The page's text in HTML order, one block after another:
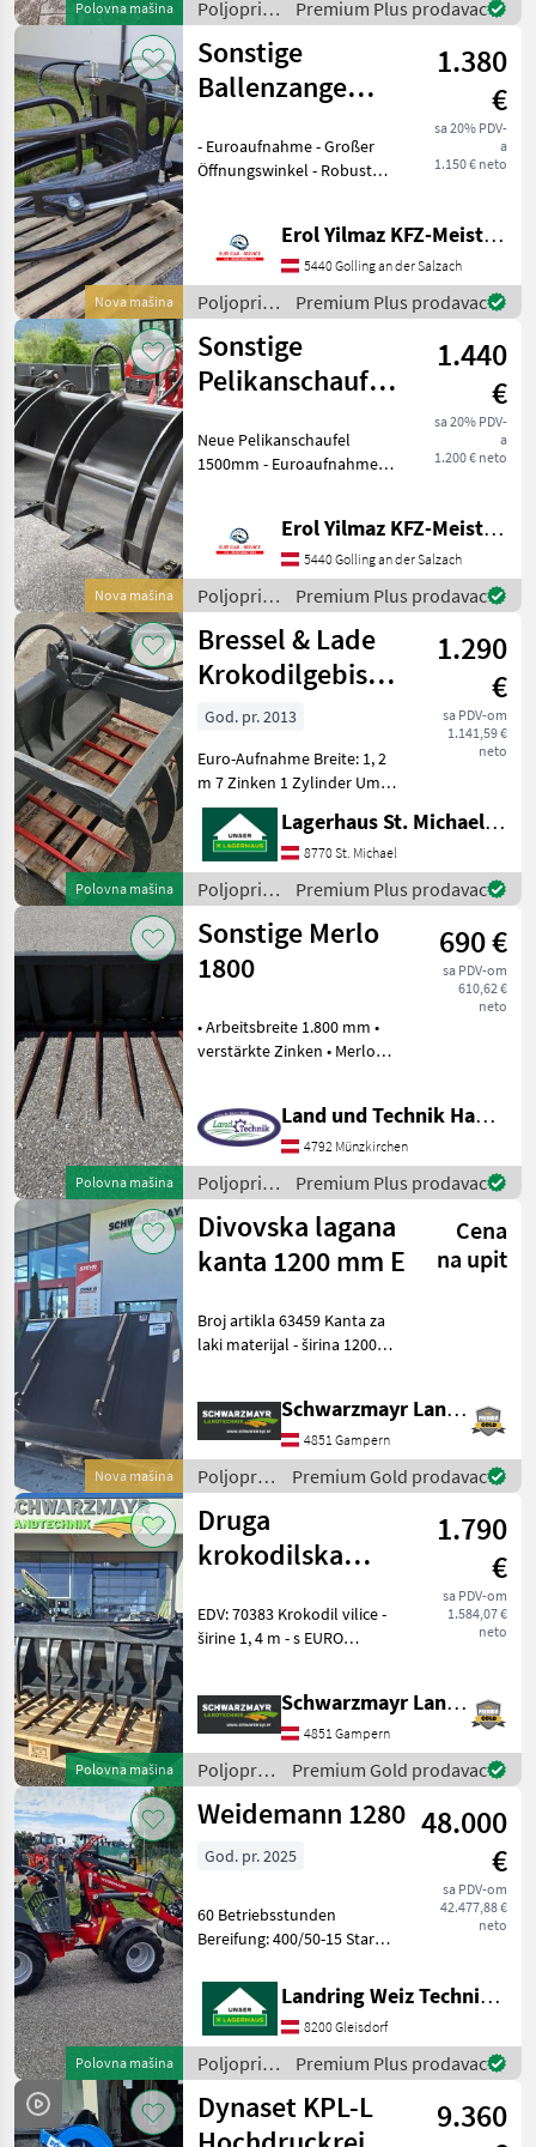
Polovna mašina
70 cm Erhältlich 110 Kg
Poljoprivredni
motorni
strojevi /
Dominator
Premium Plus prodavac
Nova mašina
Sonstige
Ballenzange
NEU für
Hoflader
1.380
€
sa 20% PDV-
a
1.150 € neto
- Euroaufnahme - Großer
Öffnungswinkel - Robust
Poljoprivredni motorni
strojevi Nošeni dvorišni
utovarivač
Erol Yilmaz KFZ-Meisterbetrieb
5440 Golling an der Salzach
Poljoprivredni
motorni
strojevi /
Sonstige
Premium Plus prodavac
Nova mašina
Sonstige
Pelikanschaufel
1500mm für
1.440
€
sa 20% PDV-
a
1.200 € neto
Neue Pelikanschaufel
1500mm - Euroaufnahme -
Breite 1, 5m - Sofort
verfügbar Lopata
Poljoprivredni motorni
stroj
Erol Yilmaz KFZ-Meisterbetrieb
5440 Golling an der Salzach
Poljoprivredni
motorni
strojevi /
Sonstige
Premium Plus prodavac
Polovna mašina
Bressel & Lade
Krokodilgebiss
120 cm
1.290
€
sa PDV-om
1.141,59 €
neto
God. pr. 2013
Euro-Aufnahme Breite: 1, 2
m 7 Zinken 1 Zylinder Um
Ihnen unnötige Wartezeiten
oder Wegstrecken zu
ersparen, bitten wir Sie um
vorherige
Kontaktaufnahme, falls Sie
Lagerhaus St. Michael ob Leoben eGen
8770 St. Michael
Poljoprivredni
motorni
strojevi /
Bressel &
Lade
Premium Plus prodavac
Polovna mašina
Sonstige Merlo
1800
690 €
sa PDV-om
610,62 €
neto
• Arbeitsbreite 1.800 mm •
verstärkte Zinken • Merlo
strojevi Nošeni dvorišni
utovarivač
Land und Technik HandelsgesmbH
4792 Münzkirchen
Poljoprivredni
motorni
strojevi /
Sonstige
Premium Plus prodavac
Nova mašina
Divovska lagana
kanta 1200 mm E
Cena
na upit
Broj artikla 63459 Kanta za
laki materijal - širina 1200
zapremnina 675 litara (blizu
ISO) - težina 203 kg - s EURO
brzom spoj
Schwarzmayr Landtechnik GmbH - Gampern
4851 Gampern
Poljoprivredni
motorni
strojevi /
Giant
Premium Gold prodavac
Polovna mašina
Druga
krokodilska
1.790
€
sa PDV-om
1.584,07 €
neto
EDV: 70383 Krokodil vilice -
širine 1, 4 m - s EURO
djelujući regulacijski ventil -
s kukuruznim zubcima sa
strane Rablj
Schwarzmayr Landtechnik GmbH - Gampern
4851 Gampern
Poljoprivredni
motorni
strojevi /
Premium Gold prodavac
Polovna mašina
Weidemann 1280 48.000
€
sa PDV-om
42.477,88 €
neto
God. pr. 2025
60 Betriebsstunden
Bereifung: 400/50-15 Starco
Greifschaufel 1, 5m Mini mit
Euro-Aufnahme
Poljoprivredni motorni
strojevi Nošeni dvorišni
utovarivač
Landring Weiz Technikzentrum Süd
8200 Gleisdorf
Poljoprivredni
motorni
strojevi /
Weidemann
Premium Plus prodavac
Dynaset KPL-L
9.360